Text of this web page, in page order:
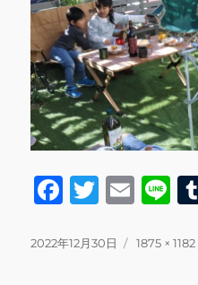
F
c
T
it
E
ai
Li
e
投
2022年12月30日
フ
1875 × 1182